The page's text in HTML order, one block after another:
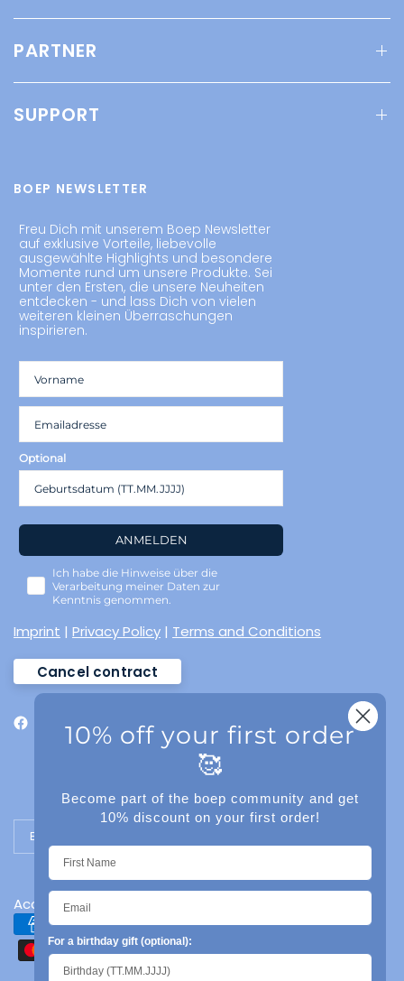
PARTNER
SUPPORT
BOEP NEWSLETTER
Freu Dich mit unserem Boep Newsletter
auf exklusive Vorteile, liebevolle
ausgewählte Highlights und besondere
Momente rund um unsere Produkte. Sei
unter den Ersten, die unsere Neuheiten
entdecken - und lass Dich von vielen
weiteren kleinen Überraschungen
inspirieren.
Optional
ANMELDEN
Ich habe die Hinweise über die
Verarbeitung meiner Daten zur
Kenntnis genommen.
Imprint |Privacy Policy | Terms and Conditions
Cancel contract
Update country/region
Accessibility
10% off your first order
🥰
Become part of the boep community and get
10% discount on your first order!
For a birthday gift (optional):